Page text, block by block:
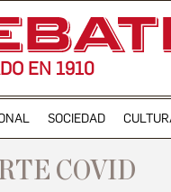
EN 1910
SOCIEDAD
COVID